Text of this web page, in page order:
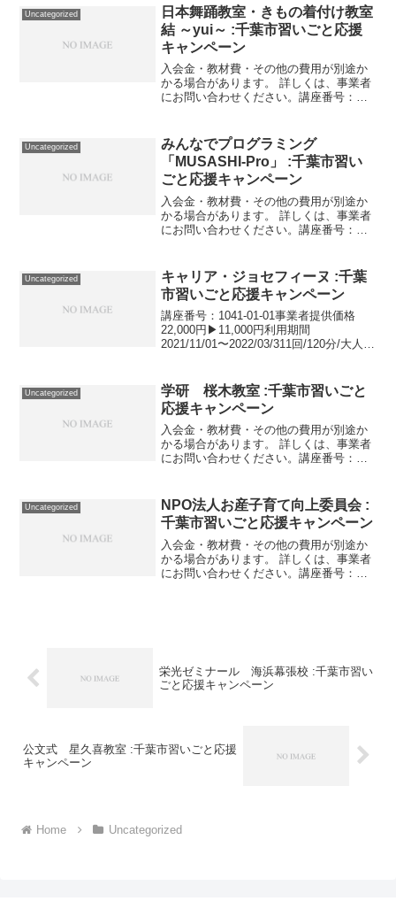
2022/03/31授業月16回/9...
Uncategorized
日本舞踊教室・きもの着付け教室
結 ～yui～ :千葉市習いごと応援
キャンペーン
入会金・教材費・その他の費用が別途か
かる場合があります。 詳しくは、事業者
にお問い合わせください。講座番号：
2022/03/31浴衣の着付けから...
Uncategorized
みんなでプログラミング
「MUSASHI-Pro」 :千葉市習い
ごと応援キャンペーン
入会金・教材費・その他の費用が別途か
かる場合があります。 詳しくは、事業者
にお問い合わせください。講座番号：
（週1回）／60分／中学生対...
Uncategorized
キャリア・ジョセフィーヌ :千葉
市習いごと応援キャンペーン
講座番号：1041-01-01事業者提供価格
22,000円▶11,000円利用期間
2021/11/01〜2022/03/311回/120分/大人対
Uncategorized
学研 桜木教室 :千葉市習いごと
応援キャンペーン
入会金・教材費・その他の費用が別途か
かる場合があります。 詳しくは、事業者
にお問い合わせください。講座番号：
幼児対象。講座番号：1271-0...
Uncategorized
NPO法人お産子育て向上委員会 :
千葉市習いごと応援キャンペーン
入会金・教材費・その他の費用が別途か
かる場合があります。 詳しくは、事業者
にお問い合わせください。講座番号：
栄光ゼミナール 海浜幕張校 :千葉市習い
ごと応援キャンペーン
公文式 星久喜教室 :千葉市習いごと応援
キャンペーン
Home Uncategorized